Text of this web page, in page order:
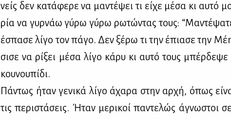
νείς δεν κα­τά­φε­ρε να μα­ντέ­ψει τι εί­χε μέ­σα κι αυ­τό
ρία να γυρ­νάω γύ­ρω γύ­ρω ρω­τώ­ντας τους:
έσπα­σε λί­γο τον πά­γο. Δεν ξέ­ρω τι την έπια­σε την
σι­σε να ρί­ξει μέ­σα λί­γο κά­ρυ κι αυ­τό τους
κου­νου­πί­δι.
Πά­ντως ήταν γε­νι­κά λί­γο άχα­ρα στην αρ­χή, όπως
τις πε­ρι­στά­σεις. Ήταν με­ρι­κοί πα­ντε­λώς άγνω­στοι